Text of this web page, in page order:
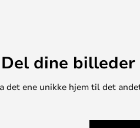
Del dine billeder
ene unikke hjem til det